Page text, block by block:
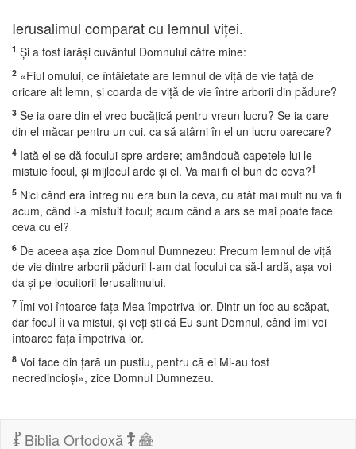
Ierusalimul comparat cu lemnul viţei.
1 Şi a fost iarăşi cuvântul Domnului către mine:
2 «Fiul omului, ce întâietate are lemnul de viţă de vie faţă de
oricare alt lemn, şi coarda de viţă de vie între arborii din pădure?
3 Se ia oare din el vreo bucăţică pentru vreun lucru? Se ia oare
din el măcar pentru un cui, ca să atârni în el un lucru oarecare?
4 Iată el se dă focului spre ardere; amândouă capetele lui le
mistuie focul, şi mijlocul arde şi el. Va mai fi el bun de ceva?†
5 Nici când era întreg nu era bun la ceva, cu atât mai mult nu va fi
acum, când l-a mistuit focul; acum când a ars se mai poate face
ceva cu el?
6 De aceea aşa zice Domnul Dumnezeu: Precum lemnul de viţă
de vie dintre arborii pădurii l-am dat focului ca să-l ardă, aşa voi
da şi pe locuitorii Ierusalimului.
7 Îmi voi întoarce faţa Mea împotriva lor. Dintr-un foc au scăpat,
dar focul îi va mistui, şi veţi şti că Eu sunt Domnul, când îmi voi
întoarce faţa împotriva lor.
8 Voi face din ţară un pustiu, pentru că ei Mi-au fost
necredincioşi», zice Domnul Dumnezeu.
Biblia Ortodoxă